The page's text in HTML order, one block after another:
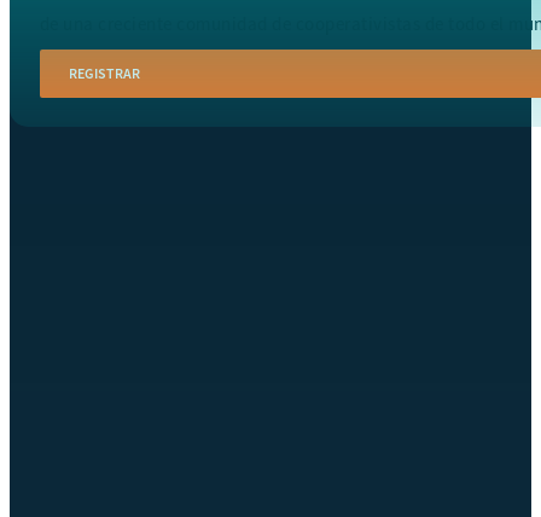
de una creciente comunidad de cooperativistas de todo el
REGISTRAR